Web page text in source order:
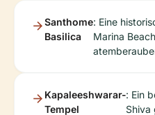
Santhome
Basilica
: Eine
Marina
Kapaleeshwarar-
Tempel
: Ein
Shiva